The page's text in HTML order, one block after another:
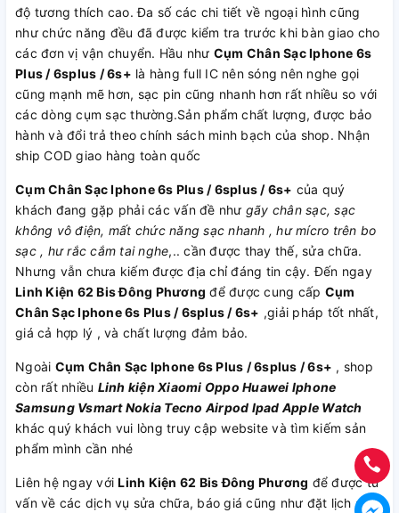
độ tương thích cao. Đa số các chi tiết về ngoại hình cũng
như chức năng đều đã được kiểm tra trước khi bàn giao cho
các đơn vị vận chuyển. Hầu như Cụm Chân Sạc Iphone 6s
Plus / 6splus / 6s+ là hàng full IC nên sóng nên nghe gọi
cũng mạnh mẽ hơn, sạc pin cũng nhanh hơn rất nhiều so với
các dòng cụm sạc thường.Sản phẩm chất lượng, được bảo
hành và đổi trả theo chính sách minh bạch của shop. Nhận
ship COD giao hàng toàn quốc
Cụm Chân Sạc Iphone 6s Plus / 6splus / 6s+ của quý
khách đang gặp phải các vấn đề như gãy chân sạc, sạc
không vô điện, mất chức năng sạc nhanh , hư mícro trên bo
sạc , hư rắc cắm tai nghe,.. cần được thay thế, sửa chữa.
Nhưng vẫn chưa kiếm được địa chỉ đáng tin cậy. Đến ngay
Linh Kiện 62 Bis Đông Phương để được cung cấp Cụm
Chân Sạc Iphone 6s Plus / 6splus / 6s+ ,giải pháp tốt nhất,
giá cả hợp lý , và chất lượng đảm bảo.
Ngoài Cụm Chân Sạc Iphone 6s Plus / 6splus / 6s+ , shop
còn rất nhiều Linh kiện Xiaomi Oppo Huawei Iphone
Samsung Vsmart Nokia Tecno Airpod Ipad Apple Watch
khác quý khách vui lòng truy cập website và tìm kiếm sản
phẩm mình cần nhé
Liên hệ ngay vớiLinh Kiện 62 Bis Đông Phương để được tư
vấn về các dịch vụ sửa chữa, báo giá cũng như đặt lịch sửa